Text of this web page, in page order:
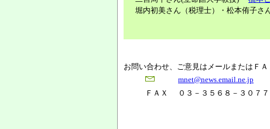
堀内初美さん（税理士）・松本侑子さ
お問い合わせ、ご意見はメールまたはＦＡ
mnet@news.email.ne.jp
ＦＡＸ
０３－３５６８－３０７７